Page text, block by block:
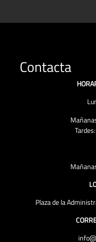
Contacta
Plaza de la